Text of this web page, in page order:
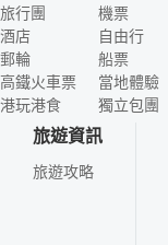
旅行團
酒店
郵輪
高鐵火車票
港玩港食
機票
自由行
船票
當地體驗
獨立包團
旅遊資訊
旅遊攻略